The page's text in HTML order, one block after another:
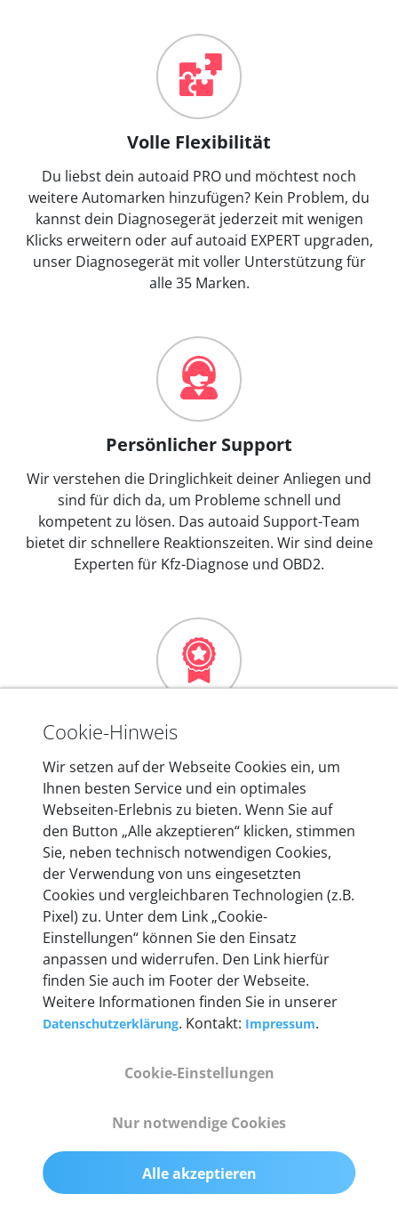
Volle Flexibilität
Du liebst dein autoaid PRO und möchtest noch
weitere Automarken hinzufügen? Kein Problem, du
kannst dein Diagnosegerät jederzeit mit wenigen
Klicks erweitern oder auf autoaid EXPERT upgraden,
unser Diagnosegerät mit voller Unterstützung für
alle 35 Marken.
Persönlicher Support
Wir verstehen die Dringlichkeit deiner Anliegen und
sind für dich da, um Probleme schnell und
kompetent zu lösen. Das autoaid Support-Team
bietet dir schnellere Reaktionszeiten. Wir sind deine
Experten für Kfz-Diagnose und OBD2.
Mehr als 10 Jahre Erfahrung
In den Kfz-Diagnosegeräten von autoaid stecken
mehr als 10 Jahre Erfahrung, und auch in Zukunft
entwickeln wir unsere Produkte am Standort in
Berlin laufend weiter. Auf diese Qualität vertrauen
heute mehr als 60.000 Privatkunden und
Unternehmen.
Technische Details &
Lieferumfang
Abmessungen
Gewicht
200 g
Cookie-Hinweis
Wir setzen auf der Webseite Cookies ein, um
Ihnen besten Service und ein optimales
Webseiten-Erlebnis zu bieten. Wenn Sie auf
den Button „Alle akzeptieren“ klicken, stimmen
Sie, neben technisch notwendigen Cookies,
der Verwendung von uns eingesetzten
Cookies und vergleichbaren Technologien (z.B.
Pixel) zu. Unter dem Link „Cookie-
Einstellungen“ können Sie den Einsatz
anpassen und widerrufen. Den Link hierfür
finden Sie auch im Footer der Webseite.
Weitere Informationen finden Sie in unserer
Datenschutzerklärung. Kontakt: Impressum.
Cookie-Einstellungen
Nur notwendige Cookies
Alle akzeptieren